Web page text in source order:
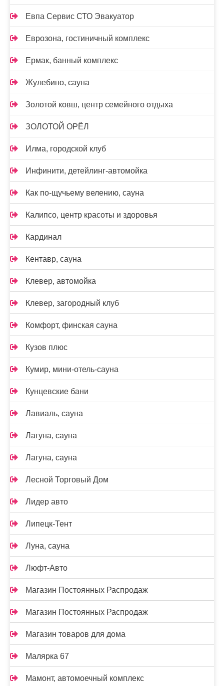
Евпа Сервис СТО Эвакуатор
Еврозона, гостиничный комплекс
Ермак, банный комплекс
Жулебино, сауна
Золотой ковш, центр семейного отдыха
ЗОЛОТОЙ ОРЁЛ
Илма, городской клуб
Инфинити, детейлинг-автомойка
Как по-щучьему велению, сауна
Калипсо, центр красоты и здоровья
Кардинал
Кентавр, сауна
Клевер, автомойка
Клевер, загородный клуб
Комфорт, финская сауна
Кузов плюс
Кумир, мини-отель-сауна
Кунцевские бани
Лавиаль, сауна
Лагуна, сауна
Лагуна, сауна
Лесной Торговый Дом
Лидер авто
Липецк-Тент
Луна, сауна
Люфт-Авто
Магазин Постоянных Распродаж
Магазин Постоянных Распродаж
Магазин товаров для дома
Малярка 67
Мамонт, автомоечный комплекс